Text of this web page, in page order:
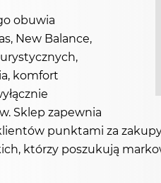
obuwia
New Balance,
komfort
Sklep zapewnia
punktami za
którzy poszukują